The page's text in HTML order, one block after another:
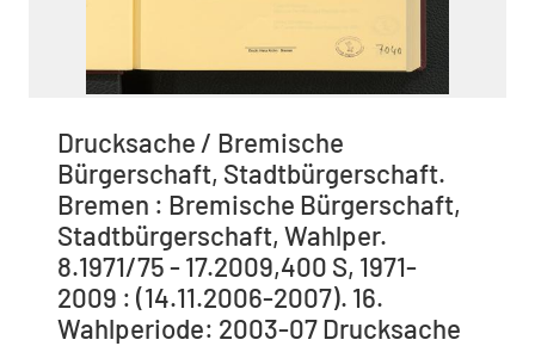
Drucksache / Bremische
Bürgerschaft, Stadtbürgerschaft.
Bremen : Bremische Bürgerschaft,
Stadtbürgerschaft, Wahlper.
8.1971/75 - 17.2009,400 S, 1971-
2009 : (14.11.2006-2007). 16.
Wahlperiode: 2003-07 Drucksache